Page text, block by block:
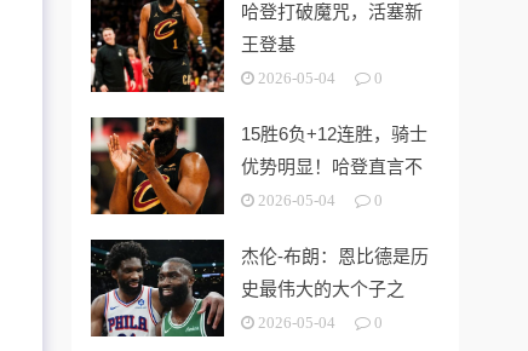
哈登打破魔咒，活塞新
王登基
2026-05-04 0
15胜6负+12连胜，骑士
优势明显！哈登直言不
讳，对活塞2点成关键
2026-05-04 0
杰伦-布朗：恩比德是历
史最伟大的大个子之
一，但问题是他假摔
2026-05-04 0